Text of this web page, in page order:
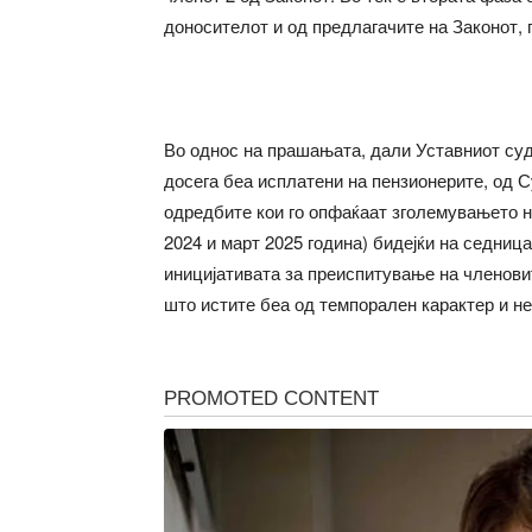
доносителот и од предлагачите на
Во однос на прашањата, дали Уставниот
досега беа исплатени на пензионерите,
одредбите кои го опфаќаат зголемувањето
2024 и март 2025 година) бидејќи на
иницијативата за преиспитување на
што истите беа од темпорален карактер и